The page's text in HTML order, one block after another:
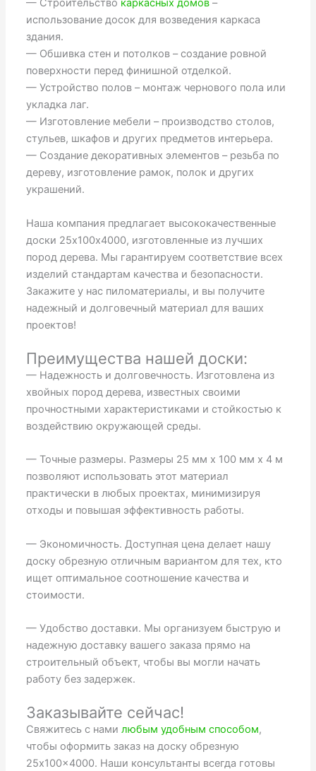
— Строительство каркасных домов –
использование досок для возведения каркаса
здания.
— Обшивка стен и потолков – создание ровной
поверхности перед финишной отделкой.
— Устройство полов – монтаж чернового пола или
укладка лаг.
— Изготовление мебели – производство столов,
стульев, шкафов и других предметов интерьера.
— Создание декоративных элементов – резьба по
дереву, изготовление рамок, полок и других
украшений.
Наша компания предлагает высококачественные
доски 25х100х4000, изготовленные из лучших
пород дерева. Мы гарантируем соответствие всех
изделий стандартам качества и безопасности.
Закажите у нас пиломатериалы, и вы получите
надежный и долговечный материал для ваших
проектов!
Преимущества нашей доски:
— Надежность и долговечность. Изготовлена из
хвойных пород дерева, известных своими
прочностными характеристиками и стойкостью к
воздействию окружающей среды.
— Точные размеры. Размеры 25 мм х 100 мм х 4 м
позволяют использовать этот материал
практически в любых проектах, минимизируя
отходы и повышая эффективность работы.
— Экономичность. Доступная цена делает нашу
доску обрезную отличным вариантом для тех, кто
ищет оптимальное соотношение качества и
стоимости.
— Удобство доставки. Мы организуем быструю и
надежную доставку вашего заказа прямо на
строительный объект, чтобы вы могли начать
работу без задержек.
Заказывайте сейчас!
Свяжитесь с намилюбым удобным способом,
чтобы оформить заказ на доску обрезную
25x100x4000. Наши консультанты всегда готовы